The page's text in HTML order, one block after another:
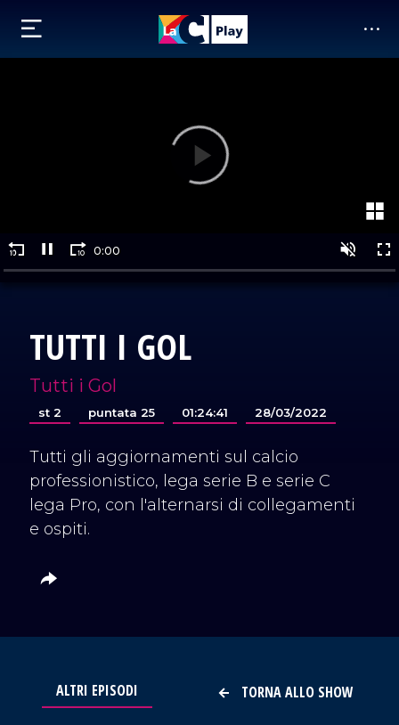
TUTTI I GOL
Tutti i Gol
st 2 puntata 25 01:24:41 28/03/2022
Tutti gli aggiornamenti sul calcio
professionistico, lega serie B e serie C
lega Pro, con l'alternarsi di collegamenti
e ospiti.
TORNA ALLO SHOW
ALTRI EPISODI